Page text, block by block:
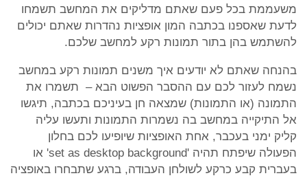
משעממת בכל פעם שאתם מדליקים את המחשב תשמחו
לדעת שאספנו בכתבה המון אופציות נהדרות שאתם יכולים
להשתמש בהן בתור תמונות רקע למחשב שלכם.
בהנחה שאתם לא יודעים איך משנים תמונות רקע במחשב
נשמח לעזור לכם עם ההסבר הפשוט הבא – תשמרו את
התמונה (או התמונות) שמצאה חן בעיניכם בכתבה, תיגשו
אל התיקייה במחשב בה נשמרות התמונות ותעשו עליה
קליק ימני בעכבר, אחת האופציות שיופיעו לכם בחלון
הפעולה שיפתח תהיה 'set as desktop background' או
בעברית קבע כרקע לשולחן העבודה, ברגע שתבחרו באופציה